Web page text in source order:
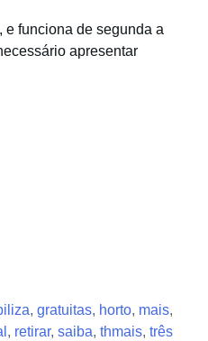
e funciona de segunda a
apresentar
, gratuitas, horto, mais,
, retirar, saiba, thmais, três